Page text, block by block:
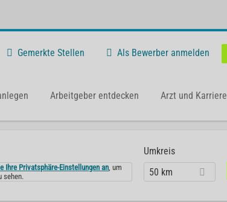
Gemerkte Stellen Als Bewerber anmelden
Arbeitgeber entdecken Arzt und Karriere
Ihre Privatsphäre-Einstellungen an, um
sehen.
Umkreis
50 km